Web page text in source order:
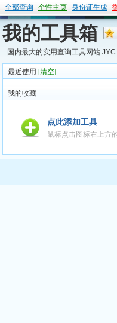
全部查询 个性主页 身份证生成
我的工具箱
国内最大的实用查询工具网站
最近使用 [清空]
我的收藏
点此添加工具
鼠标点击图标右上方